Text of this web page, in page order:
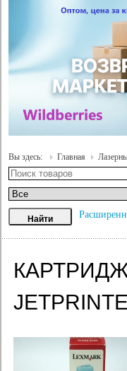
Вы здесь: Главная
КАРТРИДЖ